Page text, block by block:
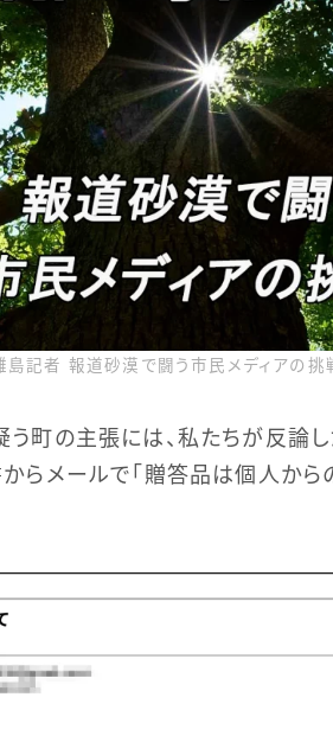
島記者 報道砂漠で闘う市民メディアの挑
町の主張には、私たちが反論し
らメールで「贈答品は個人から